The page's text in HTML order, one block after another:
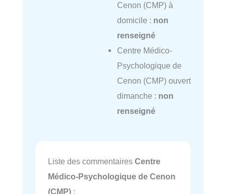
Cenon (CMP) à
domicile : non
renseigné
Centre Médico-
Psychologique de
Cenon (CMP) ouvert
dimanche : non
renseigné
Liste des commentaires Centre
Médico-Psychologique de Cenon
(CMP) :